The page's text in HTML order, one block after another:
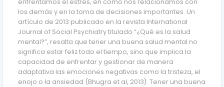
enfrentamos el estrés, en cómo nos relacionamos con
los demás y en la toma de decisiones importantes. Un
artículo de 2013 publicado en la revista International
Journal of Social Psychiatry titulado “¿Qué es la salud
mental?”, resalta que tener una buena salud mental no
significa estar feliz todo el tiempo, sino que implica la
capacidad de enfrentar y gestionar de manera
adaptativa las emociones negativas como la tristeza, el
enojo o la ansiedad (Bhugra et al, 2013). Tener una buena